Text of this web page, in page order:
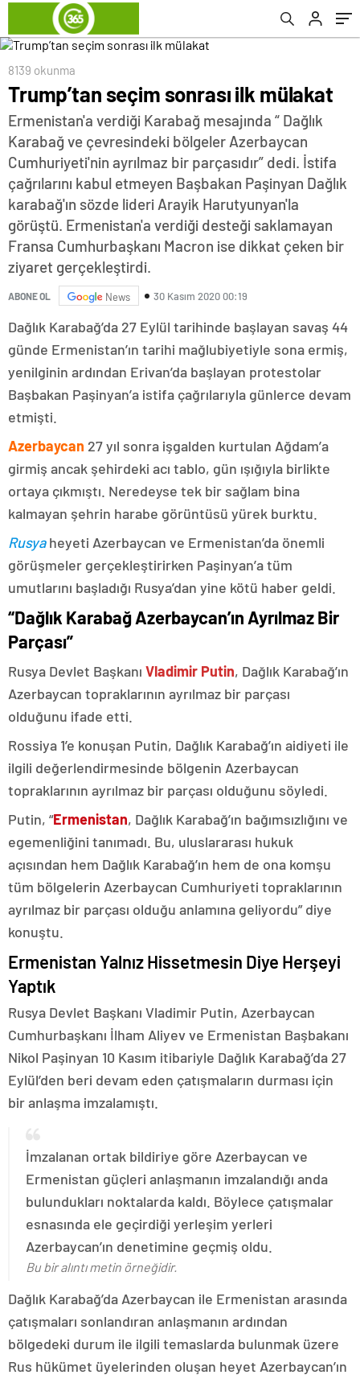
8139 okunma
Trump’tan seçim sonrası ilk mülakat
Ermenistan'a verdiği Karabağ mesajında “ Dağlık
Karabağ ve çevresindeki bölgeler Azerbaycan
Cumhuriyeti'nin ayrılmaz bir parçasıdır” dedi. İstifa
çağrılarını kabul etmeyen Başbakan Paşinyan Dağlık
karabağ'ın sözde lideri Arayik Harutyunyan'la
görüştü. Ermenistan'a verdiği desteği saklamayan
Fransa Cumhurbaşkanı Macron ise dikkat çeken bir
ziyaret gerçekleştirdi.
ABONE OL News 30 Kasım 2020 00:19
Dağlık Karabağ’da 27 Eylül tarihinde başlayan savaş 44
günde Ermenistan’ın tarihi mağlubiyetiyle sona ermiş,
yenilginin ardından Erivan’da başlayan protestolar
Başbakan Paşinyan’a istifa çağrılarıyla günlerce devam
etmişti.
Azerbaycan 27 yıl sonra işgalden kurtulan Ağdam’a
girmiş ancak şehirdeki acı tablo, gün ışığıyla birlikte
ortaya çıkmıştı. Neredeyse tek bir sağlam bina
kalmayan şehrin harabe görüntüsü yürek burktu.
Rusyaheyeti Azerbaycan ve Ermenistan’da önemli
görüşmeler gerçekleştirirken Paşinyan’a tüm
umutlarını başladığı Rusya’dan yine kötü haber geldi.
“Dağlık Karabağ Azerbaycan’ın Ayrılmaz Bir
Parçası”
Rusya Devlet Başkanı Vladimir Putin, Dağlık Karabağ’ın
Azerbaycan topraklarının ayrılmaz bir parçası
olduğunu ifade etti.
Rossiya 1’e konuşan Putin, Dağlık Karabağ’ın aidiyeti ile
ilgili değerlendirmesinde bölgenin Azerbaycan
topraklarının ayrılmaz bir parçası olduğunu söyledi.
Putin, “Ermenistan, Dağlık Karabağ’ın bağımsızlığını ve
egemenliğini tanımadı. Bu, uluslararası hukuk
açısından hem Dağlık Karabağ’ın hem de ona komşu
tüm bölgelerin Azerbaycan Cumhuriyeti topraklarının
ayrılmaz bir parçası olduğu anlamına geliyordu” diye
konuştu.
Ermenistan Yalnız Hissetmesin Diye Herşeyi
Yaptık
Rusya Devlet Başkanı Vladimir Putin, Azerbaycan
Cumhurbaşkanı İlham Aliyev ve Ermenistan Başbakanı
Nikol Paşinyan 10 Kasım itibariyle Dağlık Karabağ’da 27
Eylül’den beri devam eden çatışmaların durması için
bir anlaşma imzalamıştı.
İmzalanan ortak bildiriye göre Azerbaycan ve
Ermenistan güçleri anlaşmanın imzalandığı anda
bulundukları noktalarda kaldı. Böylece çatışmalar
esnasında ele geçirdiği yerleşim yerleri
Azerbaycan’ın denetimine geçmiş oldu.
Bu bir alıntı metin örneğidir.
Dağlık Karabağ’da Azerbaycan ile Ermenistan arasında
çatışmaları sonlandıran anlaşmanın ardından
bölgedeki durum ile ilgili temaslarda bulunmak üzere
Rus hükümet üyelerinden oluşan heyet Azerbaycan’ın